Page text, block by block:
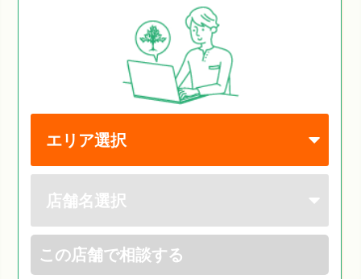
この店舗で相談する